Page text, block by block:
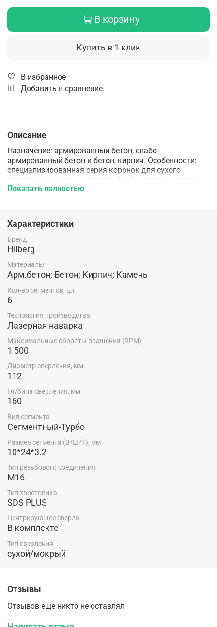
В корзину
Купить в 1 клик
В избранное
Добавить в сравнение
Описание
Назначение: армированный бетон, слабо
армированный бетон и бетон, кирпич. Особенности:
специализированная серия коронок для сухого
сверления сквозных отверстий в безударном режиме.
Высокая скорость сверления за счет сегментов с
Показать полностью
Характеристики
Бренд
Hilberg
Материалы
Арм.бетон; Бетон; Кирпич; Камень
Кол-во сегментов, шт
6
Технология производства
Лазерная наварка
Максимальные обороты вращения (RPM)
1 500
Диаметр сверления, мм
112
Глубина сверления, мм
150
Вид сегмента
Сегментный-Турбо
Размер сегмента (В*Ш*Т), мм
10*24*3.2
Тип резьбового соединения
М16
Тип хвостовика
SDS PLUS
Центрирующее сверло
В комплекте
Тип сверления
сухой/мокрый
Отзывы
Отзывов еще никто не оставлял